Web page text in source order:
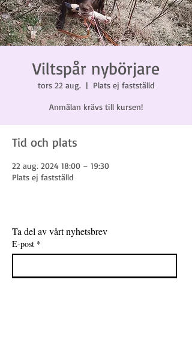
Viltspår nybörjare
tors 22 aug.
  |
Plats ej fastställd
Anmälan krävs till kursen!
Tid och plats
22 aug. 2024 18:00 – 19:30
Plats ej fastställd
Ta del av vårt nyhetsbrev
E-post *